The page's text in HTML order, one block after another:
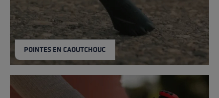
POINTES EN CAOUTCHOUC